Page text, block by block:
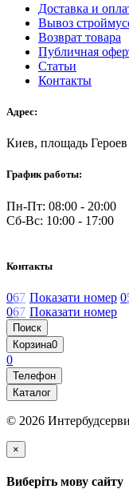
Доставка и
Вывоз
Возврат товара
Публичная
Статьи
Контакты
Адрес:
Киев, площадь
График работы:
Пн-Пт: 08:00 - 20:00
Сб-Вс: 10:00 - 17:00
Контакты
067 Показати номер 0
067 Показати номер
Поиск
Корзина0
0
Телефон
Каталог
© 2026
×
Виберіть мову сайту